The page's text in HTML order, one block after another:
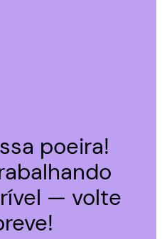
poeira!
— volte